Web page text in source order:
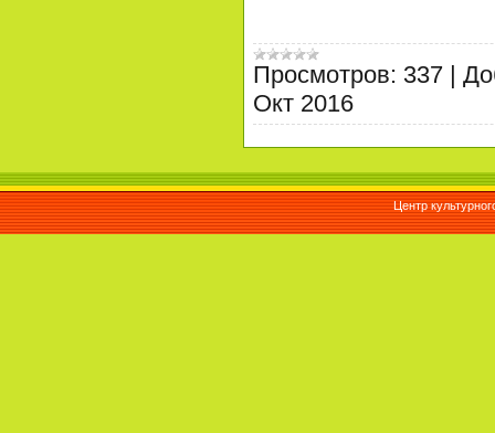
Просмотров: 337
Окт 2016
Центр